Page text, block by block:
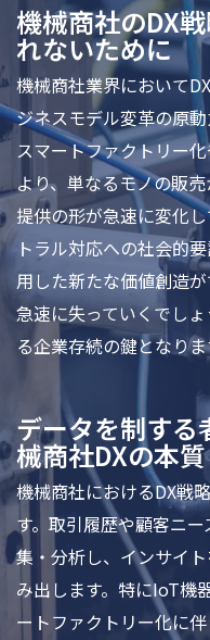
機械商社のDX
れないために
機械商社業界において
ジネスモデル変革の原
スマートファクトリー
より、単なるモノの販
提供の形が急速に変化
トラル対応への社会的
用した新たな価値創造
急速に失っていくでし
る企業存続の鍵となりま
データを制する
械商社DXの本質
機械商社におけるDX戦
す。取引履歴や顧客ニ
集・分析し、インサイ
み出します。特にIoT機
ートファクトリー化に